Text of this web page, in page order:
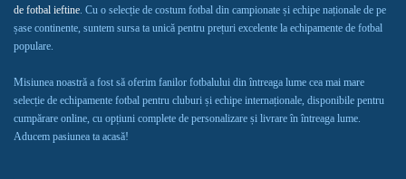
de fotbal ieftine. Cu o selecție de costum fotbal din campionate și echipe naționale de pe
șase continente, suntem sursa ta unică pentru prețuri excelente la echipamente de fotbal
populare.
Misiunea noastră a fost să oferim fanilor fotbalului din întreaga lume cea mai mare
selecție de echipamente fotbal pentru cluburi și echipe internaționale, disponibile pentru
cumpărare online, cu opțiuni complete de personalizare și livrare în întreaga lume.
Aducem pasiunea ta acasă!